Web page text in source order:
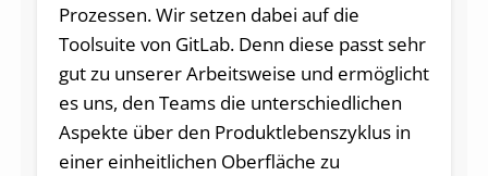
Prozessen. Wir setzen dabei auf die
Toolsuite von GitLab. Denn diese passt sehr
gut zu unserer Arbeitsweise und ermöglicht
es uns, den Teams die unterschiedlichen
Aspekte über den Produktlebenszyklus in
einer einheitlichen Oberfläche zu